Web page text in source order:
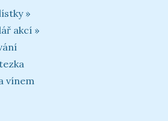
»
akcí »
vínem